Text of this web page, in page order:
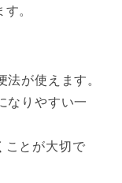
。
法が使えます。
なりやすい一
ことが大切で